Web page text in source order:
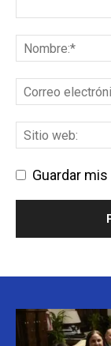
Guardar